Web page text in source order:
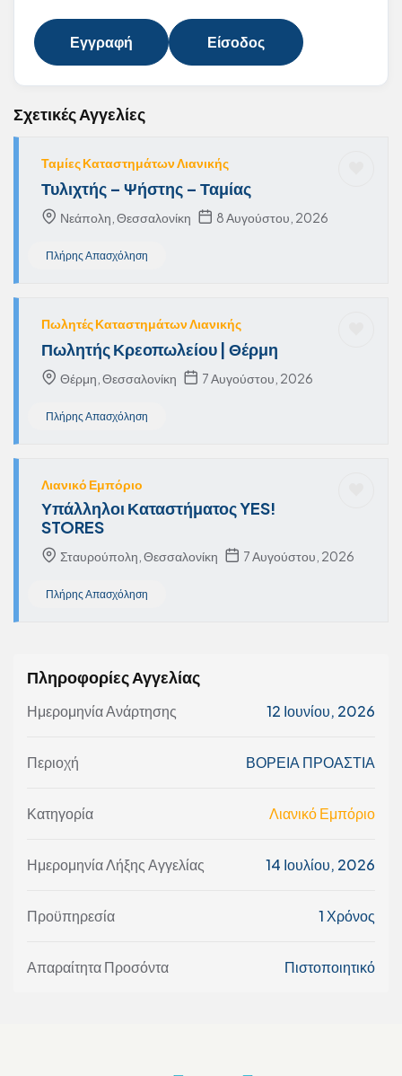
Εγγραφή Είσοδος
Σχετικές Αγγελίες
Ταμίες Καταστημάτων Λιανικής
Τυλιχτής – Ψήστης – Ταμίας
Νεάπολη, Θεσσαλονίκη 8 Αυγούστου, 2026
Πλήρης Απασχόληση
Πωλητές Καταστημάτων Λιανικής
Πωλητής Κρεοπωλείου | Θέρμη
Θέρμη, Θεσσαλονίκη 7 Αυγούστου, 2026
Πλήρης Απασχόληση
Λιανικό Εμπόριο
Υπάλληλοι Καταστήματος YES!
STORES
Σταυρούπολη, Θεσσαλονίκη 7 Αυγούστου, 2026
Πλήρης Απασχόληση
Πληροφορίες Αγγελίας
Ημερομηνία Ανάρτησης 12 Ιουνίου, 2026
Περιοχή ΒΟΡΕΙΑ ΠΡΟΑΣΤΙΑ
Κατηγορία Λιανικό Εμπόριο
Ημερομηνία Λήξης Αγγελίας 14 Ιουλίου, 2026
Προϋπηρεσία 1 Χρόνος
Απαραίτητα Προσόντα Πιστοποιητικό